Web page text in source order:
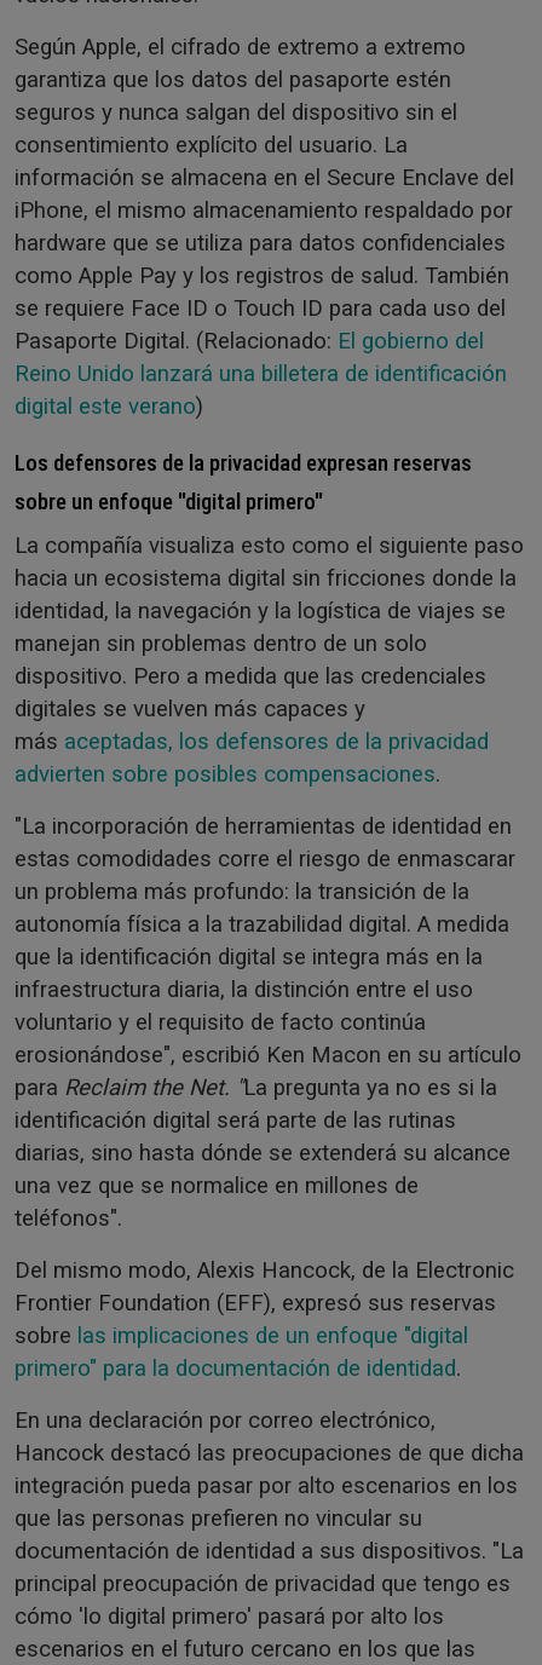
Según Apple, el cifrado de extremo a extremo
garantiza que los datos del pasaporte estén
seguros y nunca salgan del dispositivo sin el
consentimiento explícito del usuario. La
información se almacena en el Secure Enclave del
iPhone, el mismo almacenamiento respaldado por
hardware que se utiliza para datos confidenciales
como Apple Pay y los registros de salud. También
se requiere Face ID o Touch ID para cada uso del
Pasaporte Digital. (Relacionado: El gobierno del
Reino Unido lanzará una billetera de identificación
digital este verano)
Los defensores de la privacidad expresan reservas
sobre un enfoque "digital primero"
La compañía visualiza esto como el siguiente paso
hacia un ecosistema digital sin fricciones donde la
identidad, la navegación y la logística de viajes se
manejan sin problemas dentro de un solo
dispositivo. Pero a medida que las credenciales
digitales se vuelven más capaces y
más aceptadas, los defensores de la privacidad
advierten sobre posibles compensaciones.
"La incorporación de herramientas de identidad en
estas comodidades corre el riesgo de enmascarar
un problema más profundo: la transición de la
autonomía física a la trazabilidad digital. A medida
que la identificación digital se integra más en la
infraestructura diaria, la distinción entre el uso
voluntario y el requisito de facto continúa
erosionándose", escribió Ken Macon en su artículo
para Reclaim the Net. "La pregunta ya no es si la
identificación digital será parte de las rutinas
diarias, sino hasta dónde se extenderá su alcance
una vez que se normalice en millones de
teléfonos".
Del mismo modo, Alexis Hancock, de la Electronic
Frontier Foundation (EFF), expresó sus reservas
sobre las implicaciones de un enfoque "digital
primero" para la documentación de identidad.
En una declaración por correo electrónico,
Hancock destacó las preocupaciones de que dicha
integración pueda pasar por alto escenarios en los
que las personas prefieren no vincular su
documentación de identidad a sus dispositivos. "La
principal preocupación de privacidad que tengo es
cómo 'lo digital primero' pasará por alto los
escenarios en el futuro cercano en los que las